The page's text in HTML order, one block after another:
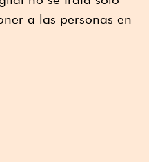
a las personas en